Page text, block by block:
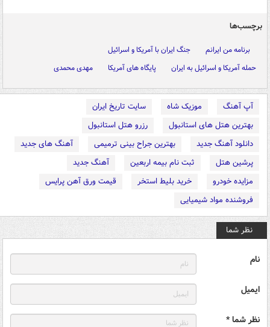
برچسب‌ها
برنامه من ایرانم
جنگ ایران با آمریکا و اسرائیل
حمله آمریکا و اسرائیل به ایران
پایگاه های آمریکا مهدی محمدی
آپ آهنگ موزیک شاه
سایت تاریخ ایران
بهترین هتل های استانبول
رزرو هتل استانبول
دانلود آهنگ جدید
بهترین جراح بینی ترمیمی
آهنگ های جدید
پرشین هتل
ثبت نام بیمه اربعین
آهنگ جدید
مزایده خودرو
خرید بلیط استخر
قیمت ورق آهن پرایس
فروشنده مواد شیمیایی
نظر شما
نام
ایمیل
نظر شما *